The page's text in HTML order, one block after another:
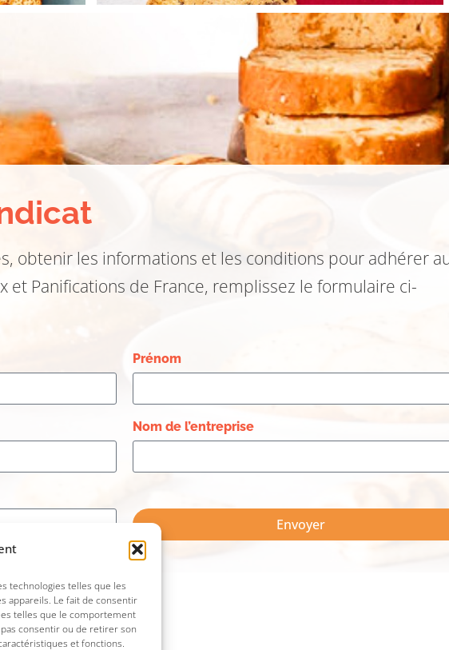
technologies telles que les
appareils. Le fait de consentir
telles que le comportement
consentir ou de retirer son
et fonctions.
obtenir les informations et les conditions pour adhérer
et Panifications de France, remplissez le formulaire ci-
Prénom
Nom de l’entreprise
Envoyer